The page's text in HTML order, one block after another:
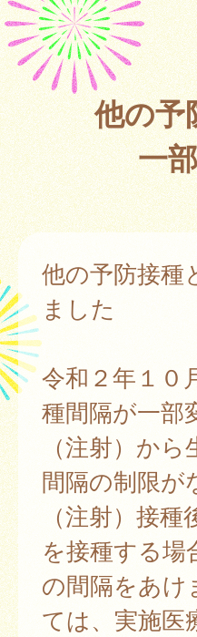
他の予
一
他の予防接種
ました
令和２年１０
種間隔が一部
（注射）か
間隔の制限が
（注射）接
を接種する場
の間隔をあけ
ては、実施医